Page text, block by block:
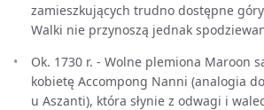
zamieszkujących trudno dostępne
Walki nie przynoszą jednak
Ok. 1730 r. - Wolne plemiona Maroon
kobietę Accompong Nanni (analogia
u Aszanti), która słynie z odwagi i